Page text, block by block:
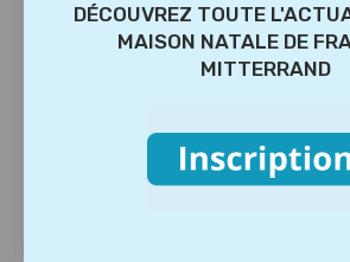
DÉCOUVREZ TOUTE
MAISON NATALE DE
MITTERRAND